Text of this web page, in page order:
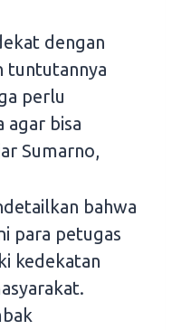
dengan
tuntutannya
perlu
agar bisa
Sumarno,
bahwa
para petugas
kedekatan